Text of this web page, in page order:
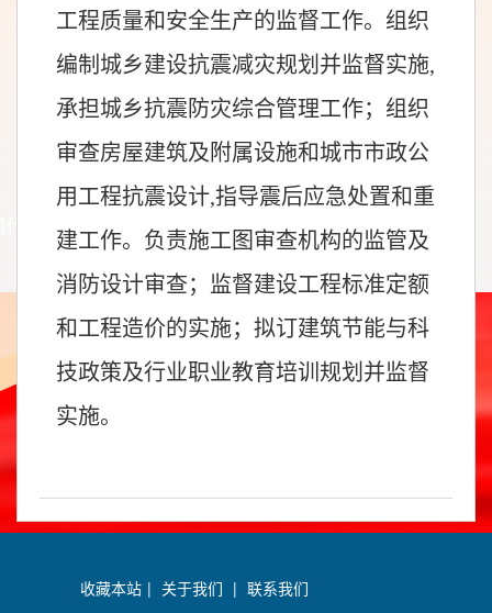
工程质量和安全生产的监督工作。组织
编制城乡建设抗震减灾规划并监督实施,
承担城乡抗震防灾综合管理工作；组织
审查房屋建筑及附属设施和城市市政公
用工程抗震设计,指导震后应急处置和重
建工作。负责施工图审查机构的监管及
消防设计审查；监督建设工程标准定额
和工程造价的实施；拟订建筑节能与科
技政策及行业职业教育培训规划并监督
实施。
收藏本站 | 关于我们 | 联系我们